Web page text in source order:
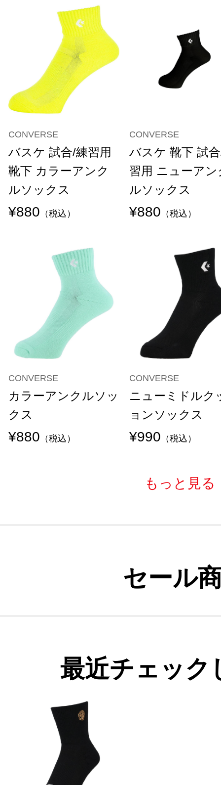
CONVERSE
バスケ 試合/練習用
靴下 カラーアンク
ルソックス
¥880 （税込）
CONVERSE
バスケ 靴下 試
習用 ニューアン
ルソックス
¥880 （税込）
CONVERSE
カラーアンクルソッ
クス
¥880 （税込）
CONVERSE
ニューミドルク
ョンソックス
¥990 （税込）
もっと見る
セール
最近チェック